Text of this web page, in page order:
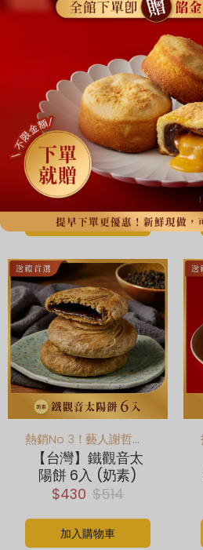
每一口，都品味到海鹽與起司的細膩交融
【台灣】鹽之花起
司太陽餅 6入 (奶
素)
$430 $520
加入購物車
熱銷No 3！藝人謝哲青推薦！創新鐵觀音茶香滋味，香氣回韻大人味
【台灣】鐵觀音太
陽餅 6入 (奶素)
$430 $514
加入購物車